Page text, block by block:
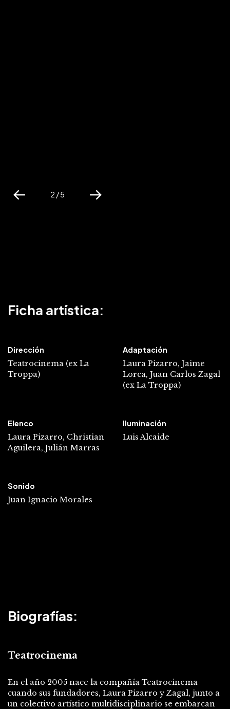
Previous
2 / 5 Next
Ficha artística:
Dirección
Teatrocinema (ex La
Troppa)
Adaptación
Laura Pizarro, Jaime
Lorca, Juan Carlos Zagal
(ex La Troppa)
Elenco
Laura Pizarro, Christian
Aguilera, Julián Marras
Iluminación
Luis Alcaide
Sonido
Juan Ignacio Morales
Biografías:
Teatrocinema
En el año 2005 nace la compañía Teatrocinema
cuando sus fundadores, Laura Pizarro y Zagal, junto a
un colectivo artístico multidisciplinario se embarcan